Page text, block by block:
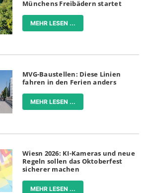
Münchens Freibädern startet
MEHR LESEN ...
MVG-Baustellen: Diese Linien
fahren in den Ferien anders
MEHR LESEN ...
Wiesn 2026: KI-Kameras und neue
Regeln sollen das Oktoberfest
sicherer machen
MEHR LESEN ...